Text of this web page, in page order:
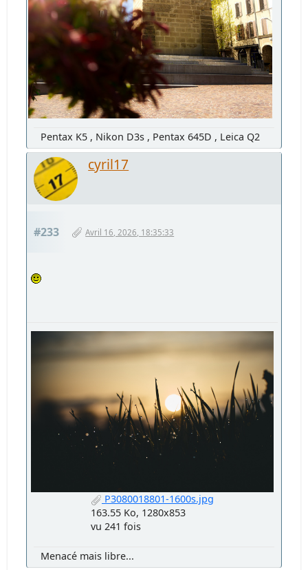
Pentax K5 , Nikon D3s , Pentax 645D , Leica Q2
cyril17
#233 Avril 16, 2026, 18:35:33
P3080018801-1600s.jpg
163.55 Ko, 1280x853
vu 241 fois
Menacé mais libre...